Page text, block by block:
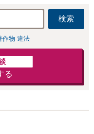
検索
作物 違法
る